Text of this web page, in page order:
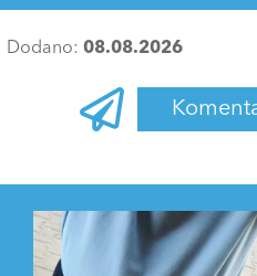
Dodano: 08.08.2026